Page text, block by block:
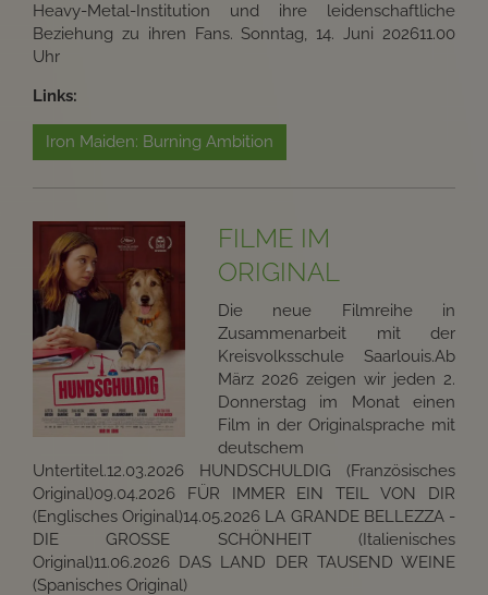
Heavy-Metal-Institution und ihre leidenschaftliche
Beziehung zu ihren Fans. Sonntag, 14. Juni 202611.00
Uhr
Links:
Iron Maiden: Burning Ambition
FILME IM
ORIGINAL
Die neue Filmreihe in
Zusammenarbeit mit der
Kreisvolksschule Saarlouis.Ab
März 2026 zeigen wir jeden 2.
Donnerstag im Monat einen
Film in der Originalsprache mit
deutschem
Untertitel.12.03.2026 HUNDSCHULDIG (Französisches
Original)09.04.2026 FÜR IMMER EIN TEIL VON DIR
(Englisches Original)14.05.2026 LA GRANDE BELLEZZA -
DIE GROSSE SCHÖNHEIT (Italienisches
Original)11.06.2026 DAS LAND DER TAUSEND WEINE
(Spanisches Original)